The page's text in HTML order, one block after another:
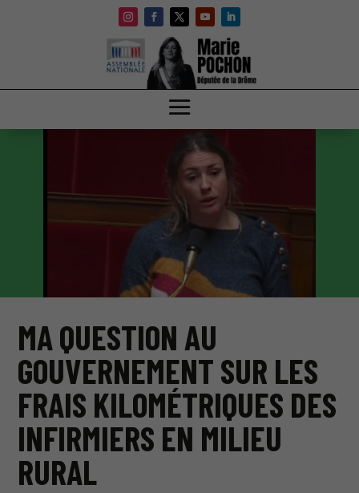
MA QUESTION AU
GOUVERNEMENT SUR LES
FRAIS KILOMÉTRIQUES DES
INFIRMIERS EN MILIEU
RURAL